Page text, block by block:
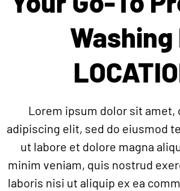
Washing
Lorem ipsum dolor sit
adipiscing elit, sed do eiusmod
ut labore et dolore magna
minim veniam, quis nostrud
laboris nisi ut aliquip ex ea